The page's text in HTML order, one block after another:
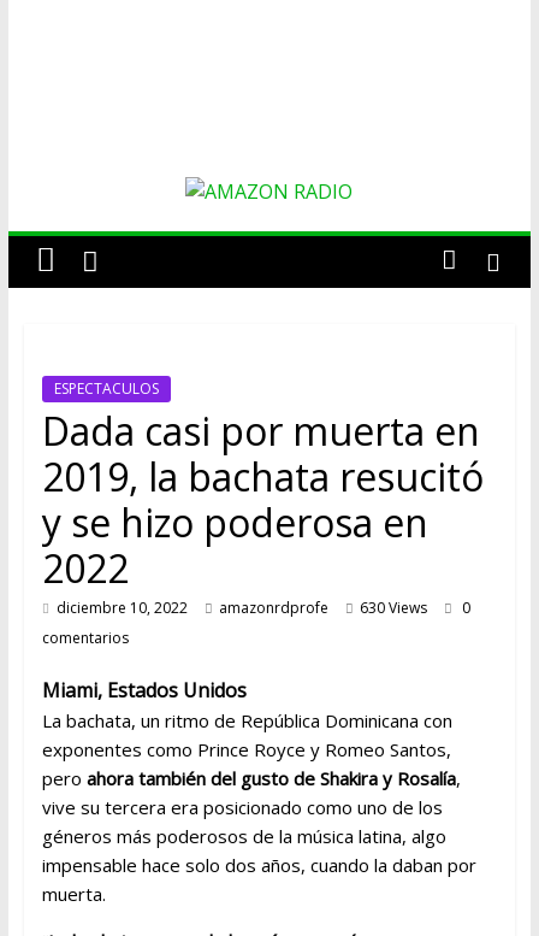
AMAZON
MUSICAL
DEL
FUTURO
ESPECTACULOS
Dada casi por muerta en
2019, la bachata resucitó
y se hizo poderosa en
2022
diciembre 10, 2022 amazonrdprofe 630 Views
0
comentarios
Miami, Estados Unidos
La bachata, un ritmo de República Dominicana con
exponentes como Prince Royce y Romeo Santos,
pero ahora también del gusto de Shakira y Rosalía,
vive su tercera era posicionado como uno de los
géneros más poderosos de la música latina, algo
impensable hace solo dos años, cuando la daban por
muerta.